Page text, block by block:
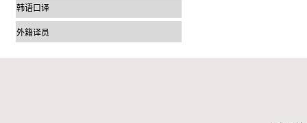
韩语口译
外籍译员